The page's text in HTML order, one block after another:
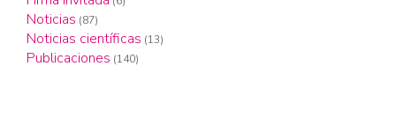
Noticias (87)
Noticias científicas (13)
Publicaciones (140)